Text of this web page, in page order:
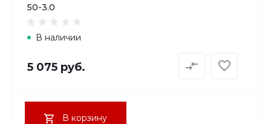
50-3.0
В наличии
5 075 руб.
В корзину